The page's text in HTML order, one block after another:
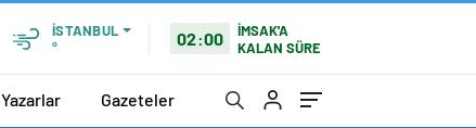
İSTANBUL
°
02:00
İMSAK'A
KALAN SÜRE
Yazarlar Gazeteler